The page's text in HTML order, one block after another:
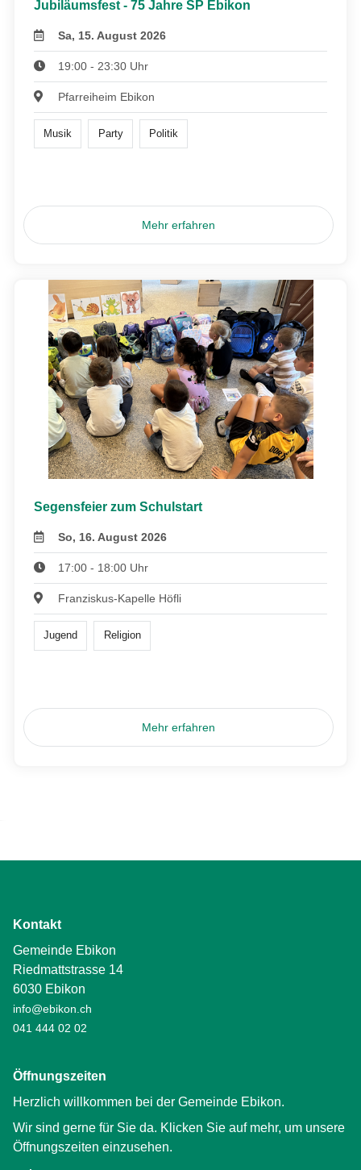
Jubiläumsfest - 75 Jahre SP Ebikon
Sa, 15. August 2026
19:00 - 23:30 Uhr
Pfarreiheim Ebikon
Musik Party Politik
Mehr erfahren
Segensfeier zum Schulstart
So, 16. August 2026
17:00 - 18:00 Uhr
Franziskus-Kapelle Höfli
Jugend Religion
Mehr erfahren
Kontakt
Gemeinde Ebikon
Riedmattstrasse 14
6030 Ebikon
info@ebikon.ch
041 444 02 02
Öffnungszeiten
Herzlich willkommen bei der Gemeinde Ebikon.
Wir sind gerne für Sie da. Klicken Sie auf mehr, um unsere
Öffnungszeiten einzusehen.